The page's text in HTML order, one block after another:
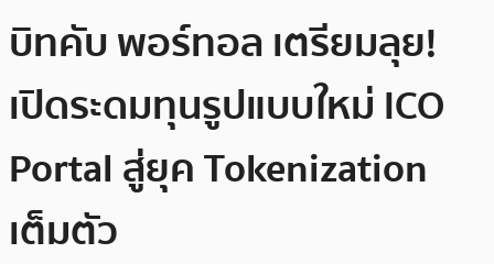
บิทคับ พอร์ทอล เตรียมลุย!
เปิดระดมทุนรูปแบบใหม่ ICO
Portal สู่ยุค Tokenization
เต็มตัว